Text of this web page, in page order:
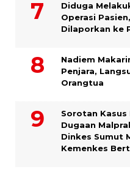
Diduga
Operasi
Dilaporkan ke
​Nadiem
Penjara,
Orangtua
Sorotan Kasus
Dugaan
Dinkes Sumut
Kemenkes